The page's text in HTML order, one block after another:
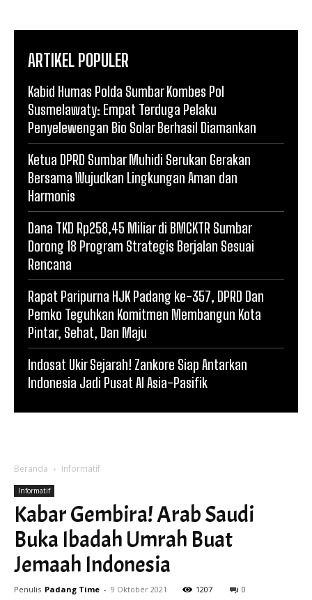
ARTIKEL POPULER
Kabid Humas Polda Sumbar Kombes Pol
Susmelawaty: Empat Terduga Pelaku
Penyelewengan Bio Solar Berhasil Diamankan
Ketua DPRD Sumbar Muhidi Serukan Gerakan
Bersama Wujudkan Lingkungan Aman dan
Harmonis
Dana TKD Rp258,45 Miliar di BMCKTR Sumbar
Dorong 18 Program Strategis Berjalan Sesuai
Rencana
Rapat Paripurna HJK Padang ke-357, DPRD Dan
Pemko Teguhkan Komitmen Membangun Kota
Pintar, Sehat, Dan Maju
Indosat Ukir Sejarah! Zankore Siap Antarkan
Indonesia Jadi Pusat AI Asia-Pasifik